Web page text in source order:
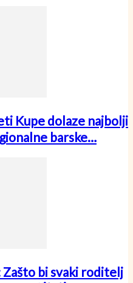
Kupe dolaze najbolji
barske…
Zašto bi svaki roditelj